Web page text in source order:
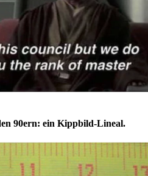
90ern: ein Kippbild-Lineal.